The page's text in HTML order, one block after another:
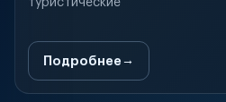
туристические
Подробнее